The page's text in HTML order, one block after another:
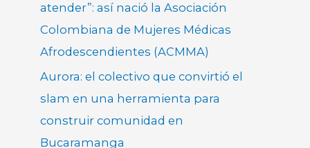
atender”: así nació la Asociación
Colombiana de Mujeres Médicas
Afrodescendientes (ACMMA)
Aurora: el colectivo que convirtió el
slam en una herramienta para
construir comunidad en
Bucaramanga